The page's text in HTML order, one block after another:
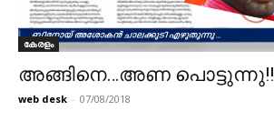
കേരളം
അങ്ങിനെ…അണ പൊട്ടുന്നു!!
web desk - 07/08/2018